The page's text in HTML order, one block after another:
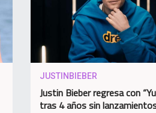
JUSTINBIEBER
Justin Bieber regresa con
tras 4 años sin